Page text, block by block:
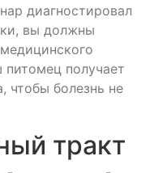
диагностировал
вы должны
питомец получает
чтобы болезнь не
тракт